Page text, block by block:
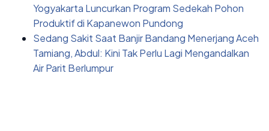
Yogyakarta Luncurkan Program Sedekah Pohon
Produktif di Kapanewon Pundong
Sedang Sakit Saat Banjir Bandang Menerjang Aceh
Tamiang, Abdul: Kini Tak Perlu Lagi Mengandalkan
Air Parit Berlumpur